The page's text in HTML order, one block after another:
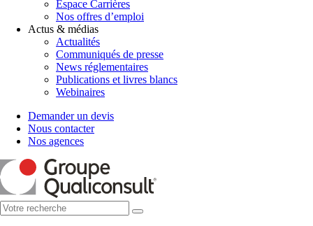
Espace Carrières
Nos offres d’emploi
Actus & médias
Actualités
Communiqués de presse
News réglementaires
Publications et livres blancs
Webinaires
Demander un devis
Nous contacter
Nos agences